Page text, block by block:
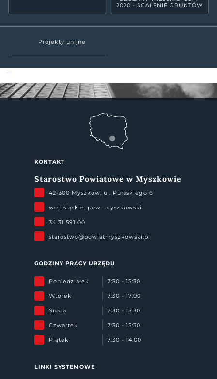
2020 - SCALENIE GRUNTÓW
Projekty unijne
KONTAKT
Starostwo Powiatowe w Myszkowie
42-300 Myszków, ul. Pułaskiego 6
woj. śląskie, pow. myszkowski
34 31 591 00
starostwo@powiatmyszkowski.pl
GODZINY PRACY URZĘDU
Poniedziałek 7:30 - 15:30
Wtorek 7:30 - 17:00
Środa 7:30 - 15:30
Czwartek 7:30 - 15:30
Piątek 7:30 - 14:00
LINKI SYSTEMOWE